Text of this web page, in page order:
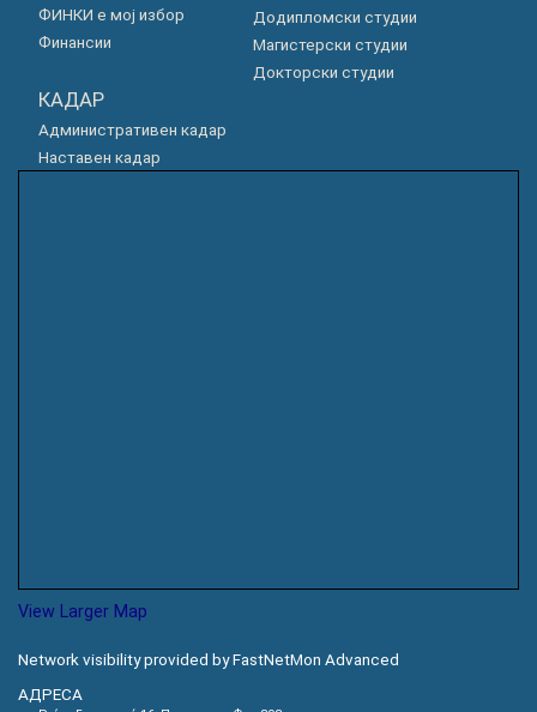
ФИНКИ е мој избор
Финансии
Додипломски студии
Магистерски студии
Докторски студии
КАДАР
Административен кадар
Наставен кадар
View Larger Map
Network visibility provided by FastNetMon Advanced
АДРЕСА